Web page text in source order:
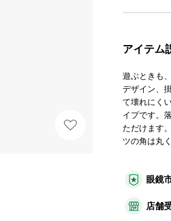
眼鏡
店舗
アイテム
遊ぶときも
デザイン、
て壊れにく
イプです。
ただけます
ツの角は丸